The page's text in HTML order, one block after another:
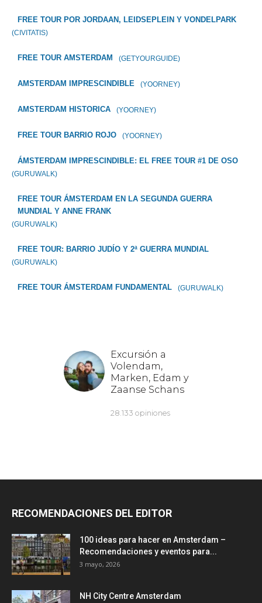
FREE TOUR POR JORDAAN, LEIDSEPLEIN Y VONDELPARK
(CIVITATIS)
FREE TOUR AMSTERDAM (GETYOURGUIDE)
AMSTERDAM IMPRESCINDIBLE (YOORNEY)
AMSTERDAM HISTORICA (YOORNEY)
FREE TOUR BARRIO ROJO (YOORNEY)
ÁMSTERDAM IMPRESCINDIBLE: EL FREE TOUR #1 DE OSO
(GURUWALK)
FREE TOUR ÁMSTERDAM EN LA SEGUNDA GUERRA
MUNDIAL Y ANNE FRANK
(GURUWALK)
FREE TOUR: BARRIO JUDÍO Y 2ª GUERRA MUNDIAL
(GURUWALK)
FREE TOUR ÁMSTERDAM FUNDAMENTAL (GURUWALK)
RECOMENDACIONES DEL EDITOR
100 ideas para hacer en Amsterdam –
Recomendaciones y eventos para...
3 mayo, 2026
NH City Centre Amsterdam